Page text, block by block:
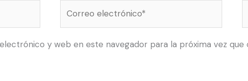
y web en este navegador para la próxima vez que